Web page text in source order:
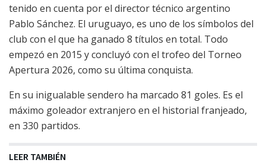
tenido en cuenta por el director técnico argentino
Pablo Sánchez. El uruguayo, es uno de los símbolos del
club con el que ha ganado 8 títulos en total. Todo
empezó en 2015 y concluyó con el trofeo del Torneo
Apertura 2026, como su última conquista.
En su inigualable sendero ha marcado 81 goles. Es el
máximo goleador extranjero en el historial franjeado,
en 330 partidos.
LEER TAMBIÉN